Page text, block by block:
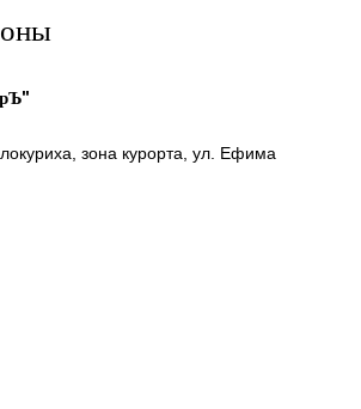
зона курорта, ул. Ефима